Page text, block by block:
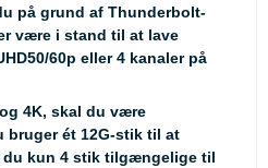
på grund af Thunderbolt-
være i stand til at lave
60p eller 4 kanaler på
4K, skal du være
bruger ét 12G-stik til at
du kun 4 stik tilgængelige til